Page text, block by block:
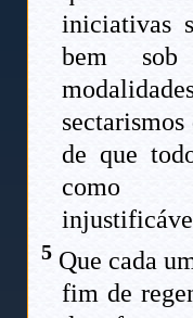
iniciativas
bem sob
de que
como
5 Que cada
fim de